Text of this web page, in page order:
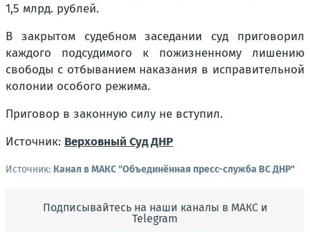
1,5 млрд. рублей.
В закрытом судебном заседании суд приговорил
каждого подсудимого к пожизненному лишению
свободы с отбыванием наказания в исправительной
колонии особого режима.
Приговор в законную силу не вступил.
Источник: Верховный Суд ДНР
Источник: Канал в МАКС "Объединённая пресс-служба ВС ДНР"
Подписывайтесь на наши каналы в МАКС и
Telegram